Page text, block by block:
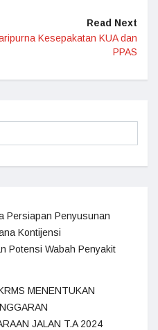
Read Next
Kesepakatan KUA dan
PPAS
Persiapan Penyusunan
Kontijensi
Potensi Wabah Penyakit
MENENTUKAN
JALAN T.A 2024